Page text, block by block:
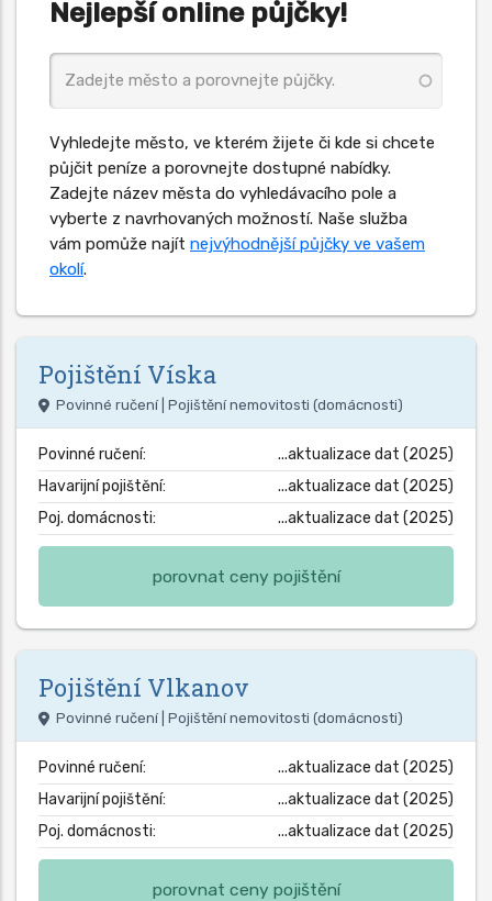
Nejlepší online půjčky!
Vyhledejte město, ve kterém žijete či kde si chcete
půjčit peníze a porovnejte dostupné nabídky.
Zadejte název města do vyhledávacího pole a
vyberte z navrhovaných možností. Naše služba
vám pomůže najít nejvýhodnější půjčky ve vašem
okolí.
Pojištění Víska
Povinné ručení | Pojištění nemovitosti (domácnosti)
Povinné ručení:
...aktualizace dat (2025)
Havarijní pojištění:
...aktualizace dat (2025)
Poj. domácnosti:
...aktualizace dat (2025)
porovnat ceny pojištění
Pojištění Vlkanov
Povinné ručení | Pojištění nemovitosti (domácnosti)
Povinné ručení:
...aktualizace dat (2025)
Havarijní pojištění:
...aktualizace dat (2025)
Poj. domácnosti:
...aktualizace dat (2025)
porovnat ceny pojištění